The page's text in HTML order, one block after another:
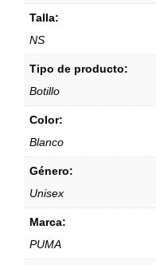
Talla:
NS
Tipo de producto:
Botillo
Color:
Blanco
Género:
Unisex
Marca:
PUMA